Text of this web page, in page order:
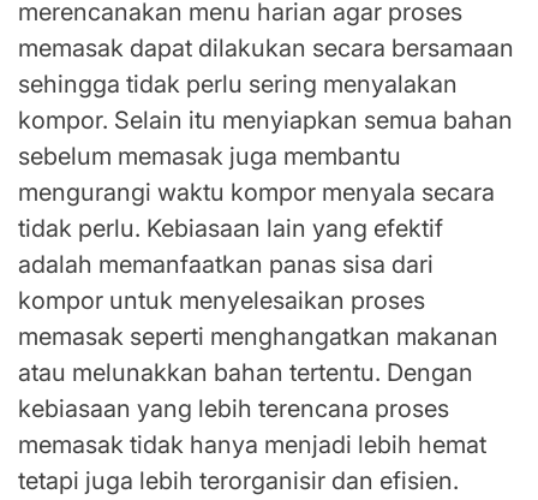
merencanakan menu harian agar proses
memasak dapat dilakukan secara bersamaan
sehingga tidak perlu sering menyalakan
kompor. Selain itu menyiapkan semua bahan
sebelum memasak juga membantu
mengurangi waktu kompor menyala secara
tidak perlu. Kebiasaan lain yang efektif
adalah memanfaatkan panas sisa dari
kompor untuk menyelesaikan proses
memasak seperti menghangatkan makanan
atau melunakkan bahan tertentu. Dengan
kebiasaan yang lebih terencana proses
memasak tidak hanya menjadi lebih hemat
tetapi juga lebih terorganisir dan efisien.